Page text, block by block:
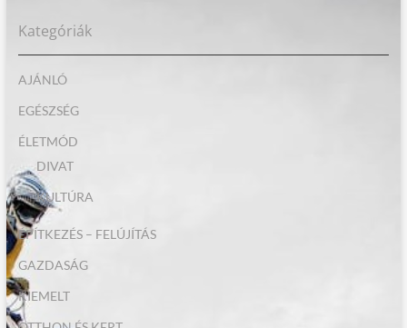
Kategóriák
AJÁNLÓ
EGÉSZSÉG
ÉLETMÓD
DIVAT
KULTÚRA
ÉPÍTKEZÉS – FELÚJÍTÁS
GAZDASÁG
KIEMELT